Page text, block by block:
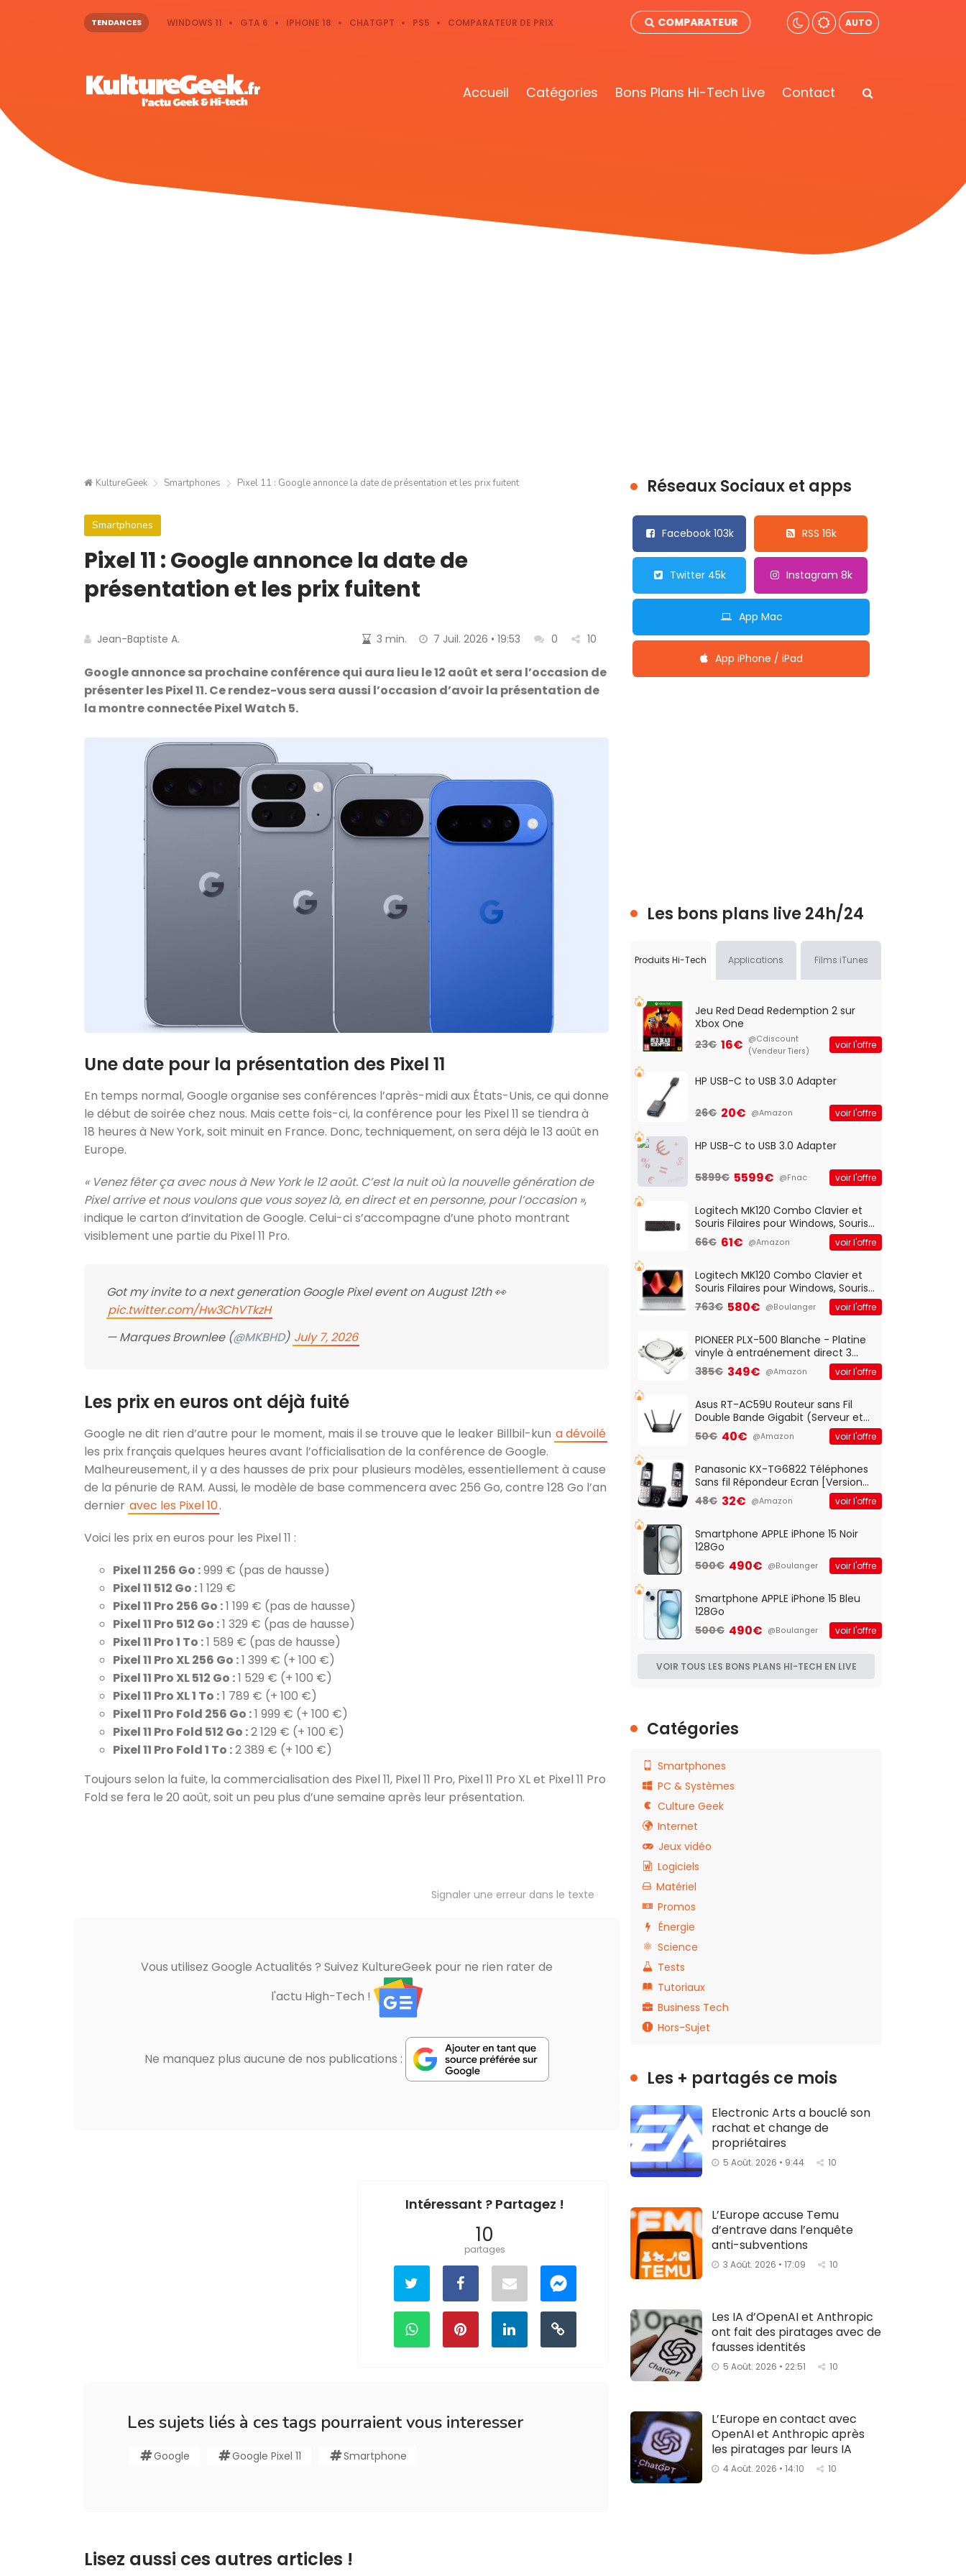
TENDANCES WINDOWS 11 GTA 6 IPHONE 18 CHATGPT PS5 COMPARATEUR DE PRIX COMPARATEUR AUTO
Accueil Catégories Bons Plans Hi-Tech Live Contact
KultureGeek Smartphones Pixel 11 : Google annonce la date de présentation et les prix fuitent
Smartphones
Pixel 11 : Google annonce la date de
présentation et les prix fuitent
Jean-Baptiste A. 3 min. 7 Juil. 2026 • 19:53 0 10
Google annonce sa prochaine conférence qui aura lieu le 12 août et sera l’occasion de
présenter les Pixel 11. Ce rendez-vous sera aussi l’occasion d’avoir la présentation de
la montre connectée Pixel Watch 5.
Une date pour la présentation des Pixel 11
En temps normal, Google organise ses conférences l’après-midi aux États-Unis, ce qui donne
le début de soirée chez nous. Mais cette fois-ci, la conférence pour les Pixel 11 se tiendra à
18 heures à New York, soit minuit en France. Donc, techniquement, on sera déjà le 13 août en
Europe.
« Venez fêter ça avec nous à New York le 12 août. C’est la nuit où la nouvelle génération de
Pixel arrive et nous voulons que vous soyez là, en direct et en personne, pour l’occasion »,
indique le carton d’invitation de Google. Celui-ci s’accompagne d’une photo montrant
visiblement une partie du Pixel 11 Pro.
Got my invite to a next generation Google Pixel event on August 12th 👀
pic.twitter.com/Hw3ChVTkzH
— Marques Brownlee (@MKBHD) July 7, 2026
Les prix en euros ont déjà fuité
Google ne dit rien d’autre pour le moment, mais il se trouve que le leaker Billbil-kun a dévoilé
les prix français quelques heures avant l’officialisation de la conférence de Google.
Malheureusement, il y a des hausses de prix pour plusieurs modèles, essentiellement à cause
de la pénurie de RAM. Aussi, le modèle de base commencera avec 256 Go, contre 128 Go l’an
dernier avec les Pixel 10.
Voici les prix en euros pour les Pixel 11 :
Pixel 11 256 Go :999 € (pas de hausse)
Pixel 11 512 Go :1 129 €
Pixel 11 Pro 256 Go :1 199 € (pas de hausse)
Pixel 11 Pro 512 Go :1 329 € (pas de hausse)
Pixel 11 Pro 1 To :1 589 € (pas de hausse)
Pixel 11 Pro XL 256 Go :1 399 € (+ 100 €)
Pixel 11 Pro XL 512 Go :1 529 € (+ 100 €)
Pixel 11 Pro XL 1 To :1 789 € (+ 100 €)
Pixel 11 Pro Fold 256 Go :1 999 € (+ 100 €)
Pixel 11 Pro Fold 512 Go :2 129 € (+ 100 €)
Pixel 11 Pro Fold 1 To :2 389 € (+ 100 €)
Toujours selon la fuite, la commercialisation des Pixel 11, Pixel 11 Pro, Pixel 11 Pro XL et Pixel 11 Pro
Fold se fera le 20 août, soit un peu plus d’une semaine après leur présentation.
Signaler une erreur dans le texte
Vous utilisez Google Actualités ? Suivez KultureGeek pour ne rien rater de
l'actu High-Tech !
Ne manquez plus aucune de nos publications :
Intéressant ? Partagez !
10
partages
Les sujets liés à ces tags pourraient vous interesser
Google Google Pixel 11 Smartphone
Lisez aussi ces autres articles !
Réseaux Sociaux et apps
Facebook 103k RSS 16k
Twitter 45k Instagram 8k
App Mac
App iPhone / iPad
Les bons plans live 24h/24
Produits Hi-Tech Applications Films iTunes
Jeu Red Dead Redemption 2 sur
Xbox One
23€ 16€ @Cdiscount
(Vendeur Tiers)
voir l'offre
HP USB-C to USB 3.0 Adapter
26€ 20€ @Amazon voir l'offre
HP USB-C to USB 3.0 Adapter
5899€ 5599€ @Fnac voir l'offre
Logitech MK120 Combo Clavier et
Souris Filaires pour Windows, Souris
Optique Filaire, Connexion USB Plug
And Play, Confortable, Taille
QWERTY UK - Noir
66€ 61€ @Amazon voir l'offre
Logitech MK120 Combo Clavier et
Souris Filaires pour Windows, Souris
Optique Filaire, Connexion USB Plug
And Play, Confortable, Taille
QWERTY UK - Noir
763€ 580€ @Boulanger voir l'offre
PIONEER PLX-500 Blanche - Platine
vinyle à entraénement direct 3
vitesses (33-45-78 trs/min) avec
pre-ampli intégré et port USB
385€ 349€ @Amazon voir l'offre
Asus RT-AC59U Routeur sans Fil
Double Bande Gigabit (Serveur et
Client VPN, Triple Vlan, Mode Point
d'accès et Bridge, contrôle
50€ 40€ @Amazon voir l'offre
Panasonic KX-TG6822 Téléphones
Sans fil Répondeur Ecran [Version
Française]
48€ 32€ @Amazon voir l'offre
Smartphone APPLE iPhone 15 Noir
128Go
500€ 490€ @Boulanger voir l'offre
Smartphone APPLE iPhone 15 Bleu
128Go
500€ 490€ @Boulanger voir l'offre
VOIR TOUS LES BONS PLANS HI-TECH EN LIVE
Catégories
Smartphones
PC & Systèmes
Culture Geek
Internet
Jeux vidéo
Logiciels
Matériel
Promos
Énergie
Science
Tests
Tutoriaux
Business Tech
Hors-Sujet
Les + partagés ce mois
Electronic Arts a bouclé son
rachat et change de
propriétaires
5 Août. 2026 • 9:44 10
L’Europe accuse Temu
d’entrave dans l’enquête
anti-subventions
3 Août. 2026 • 17:09 10
Les IA d’OpenAI et Anthropic
ont fait des piratages avec de
fausses identités
5 Août. 2026 • 22:51 10
L’Europe en contact avec
OpenAI et Anthropic après
les piratages par leurs IA
4 Août. 2026 • 14:10 10